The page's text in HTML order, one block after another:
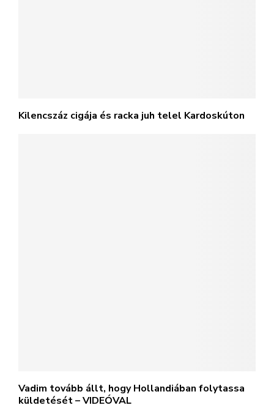
Kilencszáz cigája és racka juh telel Kardoskúton
Vadim tovább állt, hogy Hollandiában folytassa
küldetését – VIDEÓVAL